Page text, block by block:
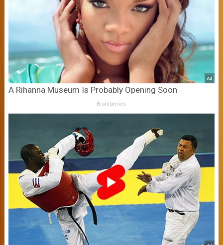
A Rihanna Museum Is Probably Opening Soon
Brainberries